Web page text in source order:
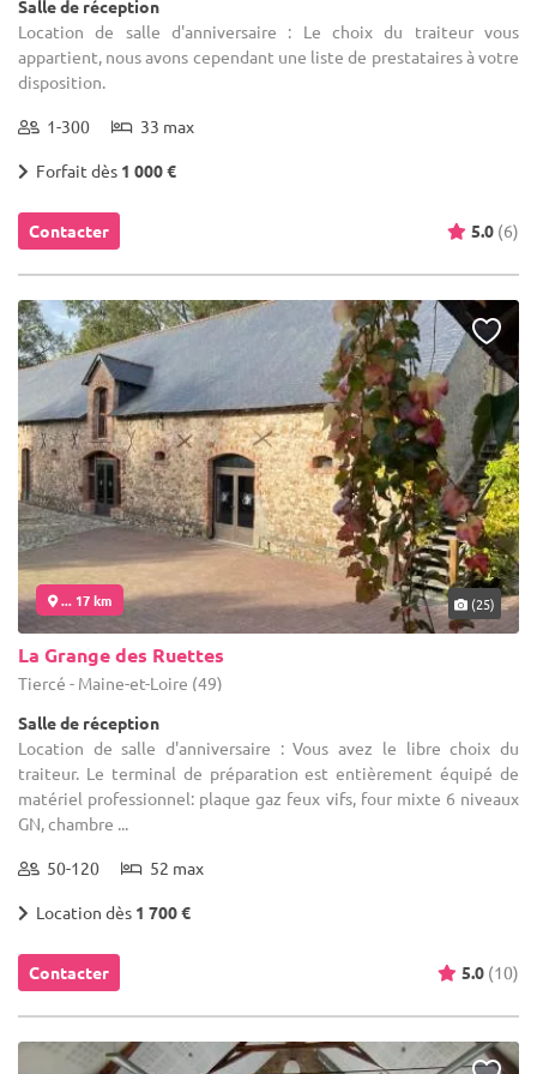
Salle de réception
Location de salle d'anniversaire : Le choix du traiteur vous
appartient, nous avons cependant une liste de prestataires à votre
disposition.
1-300 33 max
Forfait dès 1 000 €
Contacter 5.0 (6)
... 17 km (25)
La Grange des Ruettes
Tiercé - Maine-et-Loire (49)
Salle de réception
Location de salle d'anniversaire : Vous avez le libre choix du
traiteur. Le terminal de préparation est entièrement équipé de
matériel professionnel: plaque gaz feux vifs, four mixte 6 niveaux
GN, chambre ...
50-120 52 max
Location dès 1 700 €
Contacter 5.0 (10)